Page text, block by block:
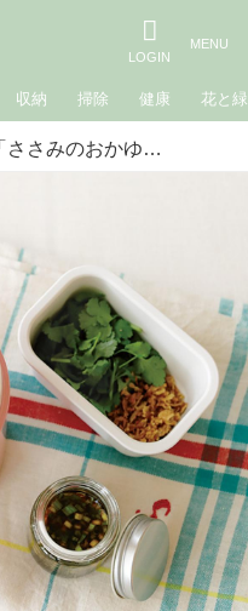
収納 掃除 健康 花と緑
かんたん「ささみのおかゆ弁当」のつくり方。スープジャーに入れておけばお昼に食べ頃！特製ねぎだれでいただくあったか弁当／料理家・瀬戸口しおりさん